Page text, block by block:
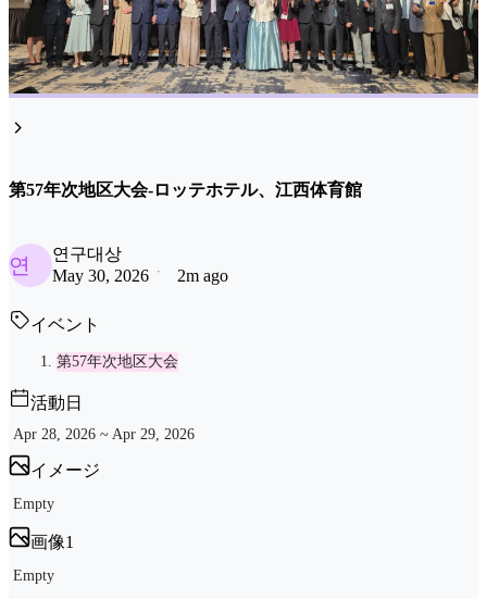
第57年次地区大会-ロッテホテル、江西体育館
연
연구대상
May 30, 2026
2m ago
イベント
第57年次地区大会
活動日
Apr 28, 2026 ~ Apr 29, 2026
イメージ
Empty
画像1
Empty